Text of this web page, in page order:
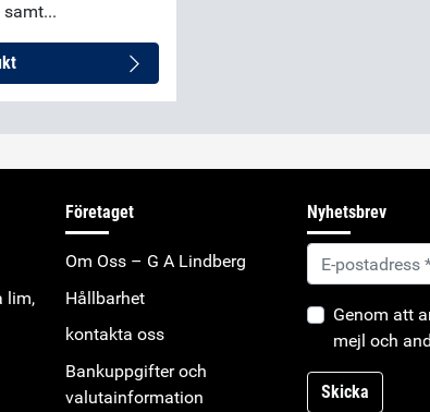
samt...
lim,
Företaget
Om Oss – G A Lindberg
Hållbarhet
kontakta oss
Bankuppgifter och
valutainformation
Nyhetsbrev
Genom att
mejl och
Skicka